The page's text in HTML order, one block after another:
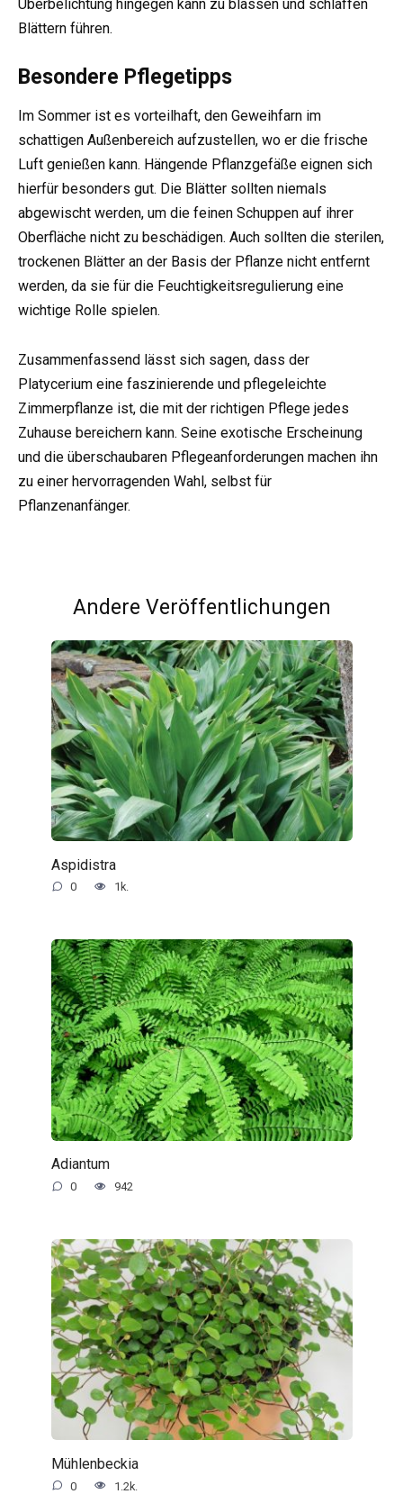
Überbelichtung hingegen kann zu blassen und schlaffen
Blättern führen.
Besondere Pflegetipps
Im Sommer ist es vorteilhaft, den Geweihfarn im
schattigen Außenbereich aufzustellen, wo er die frische
Luft genießen kann. Hängende Pflanzgefäße eignen sich
hierfür besonders gut. Die Blätter sollten niemals
abgewischt werden, um die feinen Schuppen auf ihrer
Oberfläche nicht zu beschädigen. Auch sollten die sterilen,
trockenen Blätter an der Basis der Pflanze nicht entfernt
werden, da sie für die Feuchtigkeitsregulierung eine
wichtige Rolle spielen.
Zusammenfassend lässt sich sagen, dass der
Platycerium eine faszinierende und pflegeleichte
Zimmerpflanze ist, die mit der richtigen Pflege jedes
Zuhause bereichern kann. Seine exotische Erscheinung
und die überschaubaren Pflegeanforderungen machen ihn
zu einer hervorragenden Wahl, selbst für
Pflanzenanfänger.
Andere Veröffentlichungen
Aspidistra
0 1k.
Adiantum
0 942
Mühlenbeckia
0 1.2k.